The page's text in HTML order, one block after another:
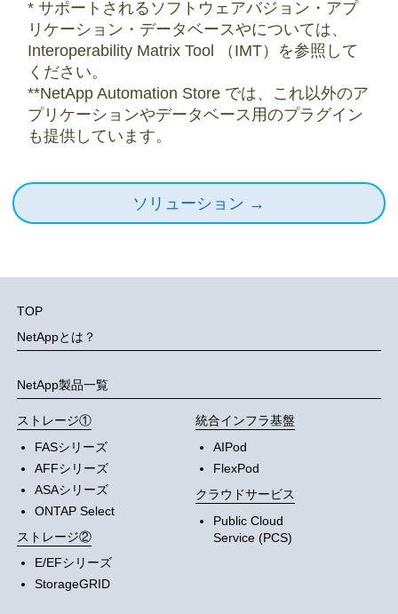
* サポートされるソフトウェアバジョン・アプ
リケーション・データベースやについては、
Interoperability Matrix Tool （IMT）を参照して
ください。
**NetApp Automation Store では、これ以外のア
プリケーションやデータベース用のプラグイン
も提供しています。
ソリューション →
TOP
NetAppとは？
NetApp製品一覧
ストレージ①
FASシリーズ
AFFシリーズ
ASAシリーズ
ONTAP Select
ストレージ②
E/EFシリーズ
StorageGRID
統合インフラ基盤
AIPod
FlexPod
クラウドサービス
Public Cloud
Service (PCS)